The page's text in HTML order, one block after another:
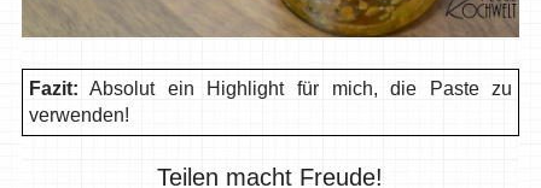
Fazit: Absolut ein Highlight für mich, die Paste zu
verwenden!
Teilen macht Freude!